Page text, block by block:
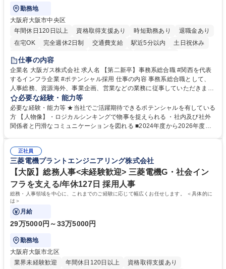
勤務地
大阪府大阪市中央区
年間休日120日以上
資格取得支援あり 時短勤務あり
退職金あり
在宅OK
完全週休2日制 交通費支給 駅近5分以内
土日祝休み
服装自由
第二新卒歓迎
仕事の内容
企業名 大阪ガス株式会社 求人名 【第二新卒】事務系総合職 #関西を代表
するインフラ企業 #ポテンシャル採用 仕事の内容 事務系総合職として、
人事総務、資源海外、事業企画、営業などの業務に従事していただきま
す。 【業務内容の一例】■所属事業部の勤労業務 ■海外に関係する各種業
務 ■営業部門の企画スタッフ、ルート営業 【キャリアパス】入社後の配属
ポジションで一定期間ご活躍頂いた後、本人の適性及び将来のキャリアを
鑑みてジョブローテーションを行います。 【育成】OJTでの現場育成や研
表するインフラ企業 #ポテンシャル採用
必要な経験・能力等
必要な経験・能力等 ★当社でご活躍期待できるポテンシャルを有している
方 【人物像】・ロジカルシンキングで物事を捉えられる ・社内及び社外
関係者と円滑なコミュニケーションを図れる ■2024年度から2026年度ま
72.html ■エネルギーセキュリティの不安定化や気候変動による自然災害の
甚大化など、これまで以上に社会課題解決の重要性が高まっています。
「未来の日常」の創造に向けて持続可能な社会の実現に貢献してまいりま
す。 学歴・資格 学歴：大学院 大学 語学力： 資格：
正社員
三菱電機プラントエンジニアリング株式会社
【大阪】総務人事<未経験歓迎> 三菱電機G・社会イン
フラを支える/年休127日 採用人事
総務・人事領域を中心に、これまでのご経験に応じて幅広くお任せします。 ＜具体的に
は＞
月給
29万5000円～33万5000円
勤務地
大阪府大阪市北区
業界未経験歓迎
年間休日120日以上
資格取得支援あり